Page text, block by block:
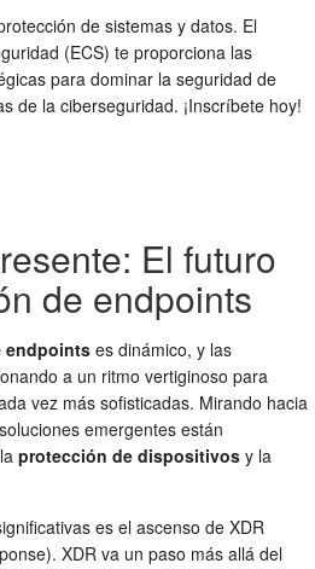
de sistemas y datos. El
(ECS) te proporciona las
para dominar la seguridad de
de la ciberseguridad. ¡Inscríbete hoy!
El futuro
de endpoints
endpoints es dinámico, y las
a un ritmo vertiginoso para
vez más sofisticadas. Mirando hacia
emergentes están
protección de dispositivos y la
es el ascenso de XDR
XDR va un paso más allá del